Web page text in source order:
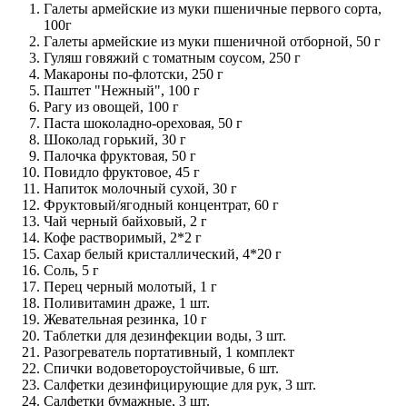
Галеты армейские из муки пшеничные первого сорта,
100г
Галеты армейские из муки пшеничной отборной, 50 г
Гуляш говяжий с томатным соусом, 250 г
Макароны по-флотски, 250 г
Паштет "Нежный", 100 г
Рагу из овощей, 100 г
Паста шоколадно-ореховая, 50 г
Шоколад горький, 30 г
Палочка фруктовая, 50 г
Повидло фруктовое, 45 г
Напиток молочный сухой, 30 г
Фруктовый/ягодный концентрат, 60 г
Чай черный байховый, 2 г
Кофе растворимый, 2*2 г
Сахар белый кристаллический, 4*20 г
Соль, 5 г
Перец черный молотый, 1 г
Поливитамин драже, 1 шт.
Жевательная резинка, 10 г
Таблетки для дезинфекции воды, 3 шт.
Разогреватель портативный, 1 комплект
Спички водоветороустойчивые, 6 шт.
Салфетки дезинфицирующие для рук, 3 шт.
Салфетки бумажные, 3 шт.